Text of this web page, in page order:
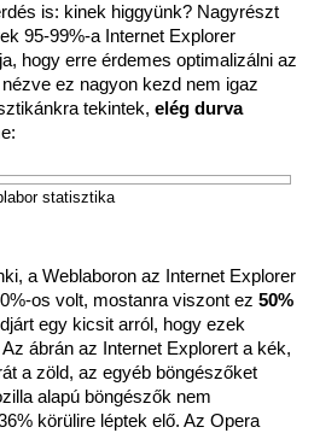
is: kinek higgyünk? Nagyrészt
95-99%-a Internet Explorer
hogy erre érdemes optimalizálni az
ez nagyon kezd nem igaz
tekintek, elég durva
statisztika
a Weblaboron az Internet Explorer
os volt, mostanra viszont ez 50%
egy kicsit arról, hogy ezek
ábrán az Internet Explorert a kék,
a zöld, az egyéb böngészőket
alapú böngészők nem
körülire léptek elő. Az Opera